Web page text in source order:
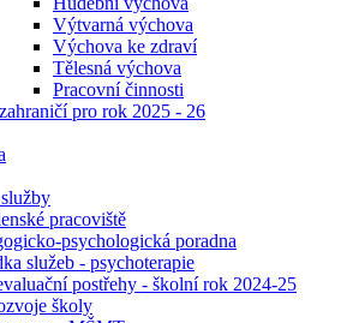
Výtvarná výchova
Výchova ke zdraví
Tělesná výchova
Pracovní činnosti
pro rok 2025 - 26
pracoviště
psychologická poradna
služeb - psychoterapie
postřehy - školní rok 2024-25
školy